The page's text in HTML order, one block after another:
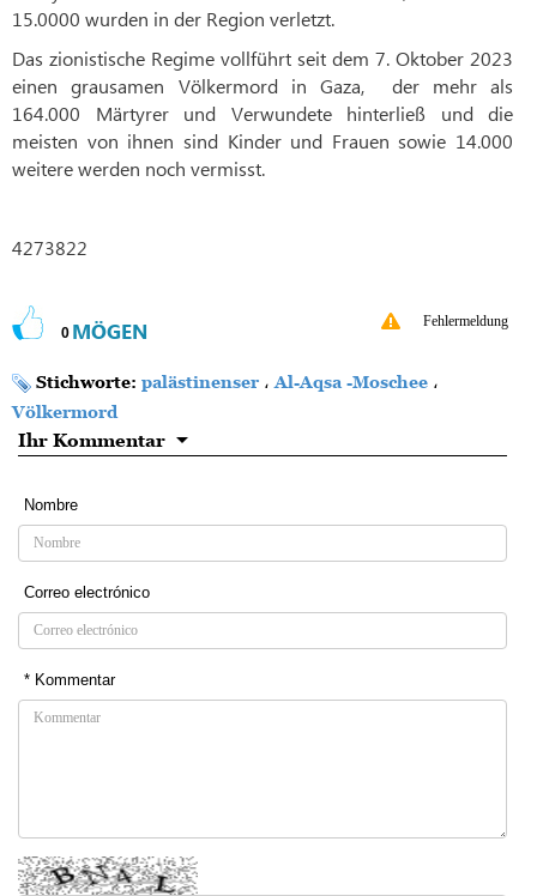
15.0000 wurden in der Region verletzt.
Das zionistische Regime vollführt seit dem 7. Oktober 2023
einen grausamen Völkermord in Gaza,
der mehr als
164.000 Märtyrer und Verwundete hinterließ und die
meisten von ihnen sind Kinder und Frauen sowie 14.000
weitere werden noch vermisst.
4273822
0 MÖGEN Fehlermeldung
Stichworte: palästinenser ، Al-Aqsa -Moschee ،
Völkermord
Ihr Kommentar
Nombre
Correo electrónico
* Kommentar